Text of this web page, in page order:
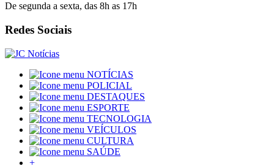
De segunda a sexta, das 8h as 17h
Redes Sociais
NOTÍCIAS
POLICIAL
DESTAQUES
ESPORTE
TECNOLOGIA
VEÍCULOS
CULTURA
SAÚDE
+